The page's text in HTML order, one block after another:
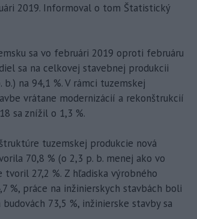
2019. Informoval o tom Štatistický
sa vo februári 2019 oproti februáru
sa na celkovej stavebnej produkcii
na 94,1 %. V rámci tuzemskej
vrátane modernizácií a rekonštrukcií
sa znížil o 1,3 %.
tuzemskej produkcie nová
70,8 % (o 2,3 p. b. menej ako vo
27,2 %. Z hľadiska výrobného
%, práce na inžinierskych stavbách boli
73,5 %, inžinierske stavby sa